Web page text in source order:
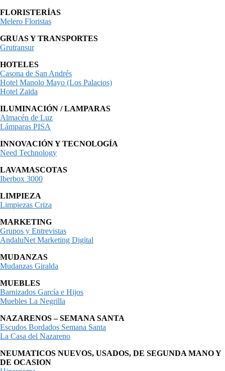
FLORISTERÍAS
Melero Floristas
GRUAS Y TRANSPORTES
Grutransur
HOTELES
Casona de San Andrés
Hotel Manolo Mayo (Los Palacios)
Hotel Zaida
ILUMINACIÓN / LAMPARAS
Almacén de Luz
Lámparas PISA
INNOVACIÓN Y TECNOLOGÍA
Need Technology
LAVAMASCOTAS
Iberbox 3000
LIMPIEZA
Limpiezas Criza
MARKETING
Grupos y Entrevistas
AndaluNet Marketing Digital
MUDANZAS
Mudanzas Giralda
MUEBLES
Barnizados García e Hijos
Muebles La Negrilla
NAZARENOS – SEMANA SANTA
Escudos Bordados Semana Santa
La Casa del Nazareno
NEUMATICOS NUEVOS, USADOS, DE SEGUNDA MANO Y
DE OCASION